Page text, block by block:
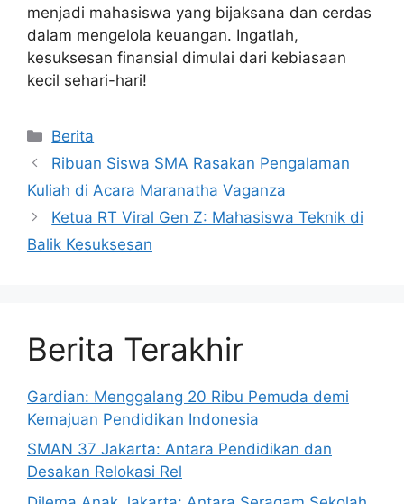
menjadi mahasiswa yang bijaksana dan cerdas
dalam mengelola keuangan. Ingatlah,
kesuksesan finansial dimulai dari kebiasaan
kecil sehari-hari!
Kategori
Berita
Ribuan Siswa SMA Rasakan Pengalaman
Kuliah di Acara Maranatha Vaganza
Ketua RT Viral Gen Z: Mahasiswa Teknik di
Balik Kesuksesan
Berita Terakhir
Gardian: Menggalang 20 Ribu Pemuda demi
Kemajuan Pendidikan Indonesia
SMAN 37 Jakarta: Antara Pendidikan dan
Desakan Relokasi Rel